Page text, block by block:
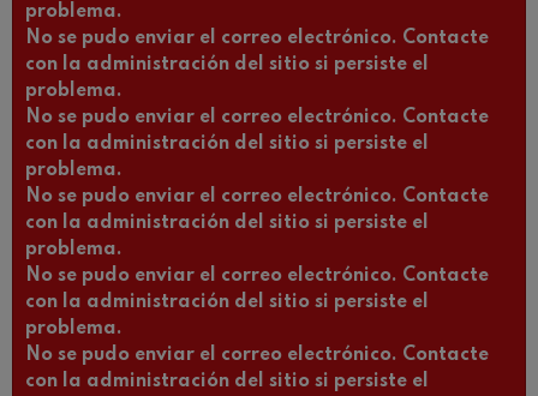
problema.
No se pudo enviar el correo electrónico. Contacte
con la administración del sitio si persiste el
problema.
No se pudo enviar el correo electrónico. Contacte
con la administración del sitio si persiste el
problema.
No se pudo enviar el correo electrónico. Contacte
con la administración del sitio si persiste el
problema.
No se pudo enviar el correo electrónico. Contacte
con la administración del sitio si persiste el
problema.
No se pudo enviar el correo electrónico. Contacte
con la administración del sitio si persiste el